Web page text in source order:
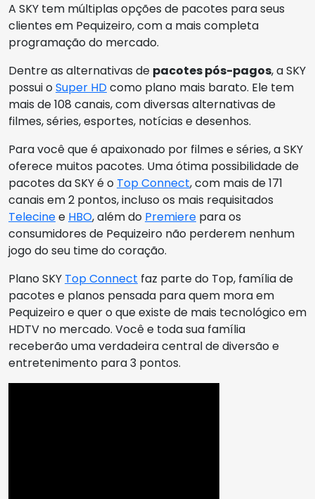
A SKY tem múltiplas opções de pacotes para seus
clientes em Pequizeiro, com a mais completa
programação do mercado.
Dentre as alternativas de pacotes pós-pagos, a SKY
possui oSuper HDcomo plano mais barato. Ele tem
mais de 108 canais, com diversas alternativas de
filmes, séries, esportes, notícias e desenhos.
Para você que é apaixonado por filmes e séries, a SKY
oferece muitos pacotes. Uma ótima possibilidade de
pacotes da SKY é o Top Connect, com mais de 171
canais em 2 pontos, incluso os mais requisitados
Telecinee HBO, além do Premiere para os
consumidores de Pequizeiro não perderem nenhum
jogo do seu time do coração.
Plano SKY Top Connect faz parte do Top, família de
pacotes e planos pensada para quem mora em
Pequizeiro e quer o que existe de mais tecnológico em
HDTV no mercado. Você e toda sua família
receberão uma verdadeira central de diversão e
entretenimento para 3 pontos.